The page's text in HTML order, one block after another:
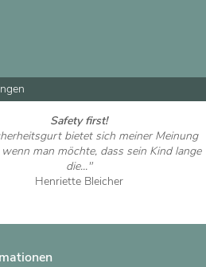
Safety first!
bietet sich meiner Meinung
man möchte, dass sein Kind lange
die..."
Henriette Bleicher